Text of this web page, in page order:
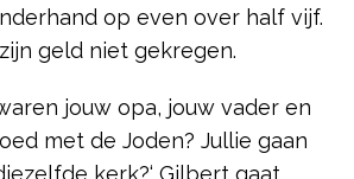
op even over half vijf.
geld niet gekregen.
jouw opa, jouw vader en
met de Joden? Jullie gaan
kerk?‘ Gilbert gaat